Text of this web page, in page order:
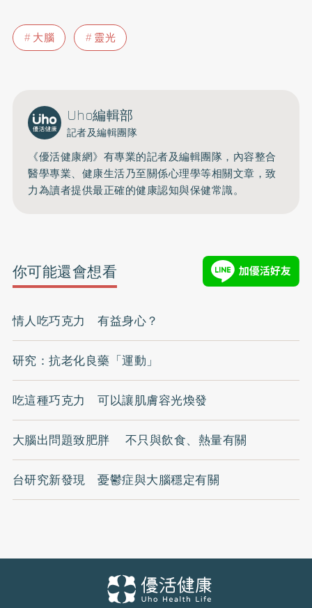
大腦 靈光
Uho編輯部
記者及編輯團隊
《優活健康網》有專業的記者及編輯團隊，內容整合
醫學專業、健康生活乃至關係心理學等相關文章，致
力為讀者提供最正確的健康認知與保健常識。
你可能還會想看
情人吃巧克力 有益身心？
研究：抗老化良藥「運動」
吃這種巧克力 可以讓肌膚容光煥發
大腦出問題致肥胖 不只與飲食、熱量有關
台研究新發現 憂鬱症與大腦穩定有關